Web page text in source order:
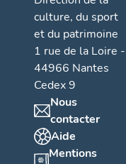
culture, du sport
et du patrimoine
1 rue de la Loire -
44966 Nantes
Cedex 9
Nous
contacter
Aide
Mentions